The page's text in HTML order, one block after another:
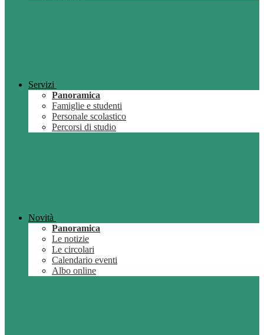
Servizi
Panoramica
Famiglie e studenti
Personale scolastico
Percorsi di studio
Novità
Panoramica
Le notizie
Le circolari
Calendario eventi
Albo online